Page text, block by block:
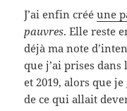
J’ai enfin crééune
pauvres. Elle reste
déjà ma note
que j’ai prises
et 2019, alors que
de ce qui allait